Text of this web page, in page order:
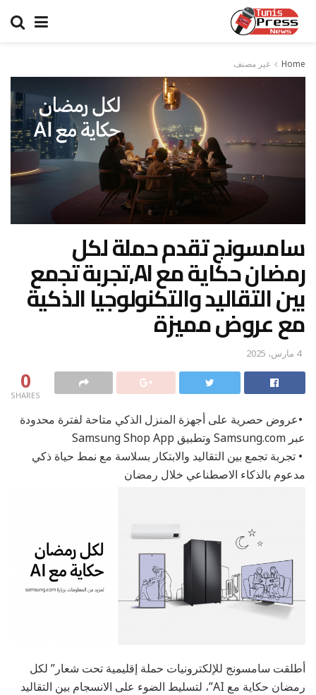
Home غير مصنف
سامسونج تقدم حملة لكل
رمضان حكاية مع AI,تجربة تجمع
بين التقاليد والتكنولوجيا الذكية
مع عروض مميزة
4 مارس، 2025
0
SHARES
•عروض حصرية على أجهزة المنزل الذكي متاحة لفترة محدودة
عبر Samsung.com وتطبيق Samsung Shop App
• تجربة تجمع بين التقاليد والابتكار بسلاسة مع نمط حياة ذكي
مدعوم بالذكاء الاصطناعي خلال رمضان
أطلقت سامسونج للإلكترونيات حملة إقليمية تحت شعار” لكل
رمضان حكاية مع AI”، لتسليط الضوء على الانسجام بين التقاليد